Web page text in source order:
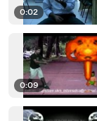
0:02
0:09